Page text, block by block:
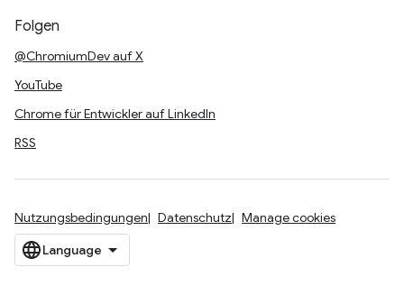
Folgen
@ChromiumDev auf X
YouTube
Chrome für Entwickler auf LinkedIn
RSS
Nutzungsbedingungen Datenschutz Manage cookies